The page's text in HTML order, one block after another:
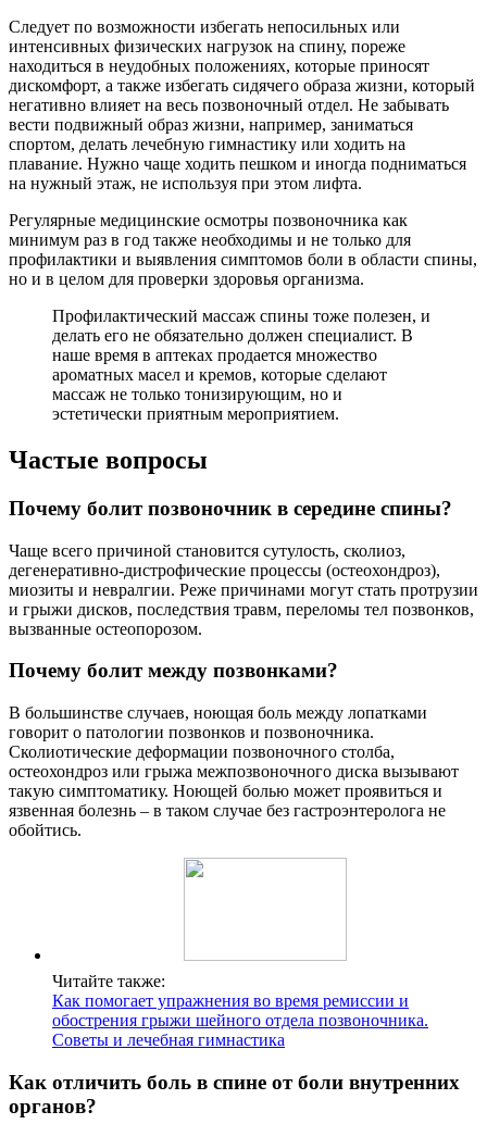
Следует по возможности избегать непосильных или
интенсивных физических нагрузок на спину, пореже
находиться в неудобных положениях, которые приносят
дискомфорт, а также избегать сидячего образа жизни, который
негативно влияет на весь позвоночный отдел. Не забывать
вести подвижный образ жизни, например, заниматься
спортом, делать лечебную гимнастику или ходить на
плавание. Нужно чаще ходить пешком и иногда подниматься
на нужный этаж, не используя при этом лифта.
Регулярные медицинские осмотры позвоночника как
минимум раз в год также необходимы и не только для
профилактики и выявления симптомов боли в области спины,
но и в целом для проверки здоровья организма.
Профилактический массаж спины тоже полезен, и
делать его не обязательно должен специалист. В
наше время в аптеках продается множество
ароматных масел и кремов, которые сделают
массаж не только тонизирующим, но и
эстетически приятным мероприятием.
Частые вопросы
Почему болит позвоночник в середине спины?
Чаще всего причиной становится сутулость, сколиоз,
дегенеративно-дистрофические процессы (остеохондроз),
миозиты и невралгии. Реже причинами могут стать протрузии
и грыжи дисков, последствия травм, переломы тел позвонков,
вызванные остеопорозом.
Почему болит между позвонками?
В большинстве случаев, ноющая боль между лопатками
говорит о патологии позвонков и позвоночника.
Сколиотические деформации позвоночного столба,
остеохондроз или грыжа межпозвоночного диска вызывают
такую симптоматику. Ноющей болью может проявиться и
язвенная болезнь – в таком случае без гастроэнтеролога не
обойтись.
Читайте также:
Как помогает упражнения во время ремиссии и
обострения грыжи шейного отдела позвоночника.
Советы и лечебная гимнастика
Как отличить боль в спине от боли внутренних
органов?